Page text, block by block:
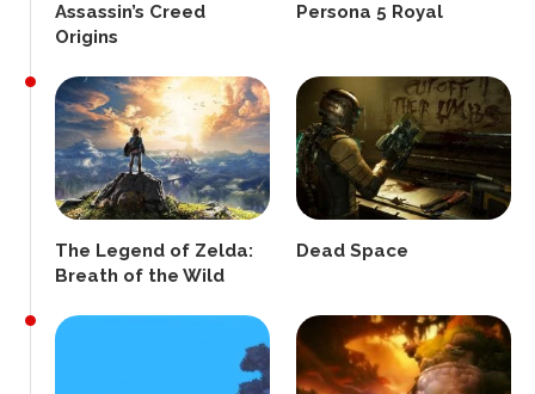
Assassin’s Creed
Origins
Persona 5 Royal
The Legend of Zelda:
Breath of the Wild
Dead Space